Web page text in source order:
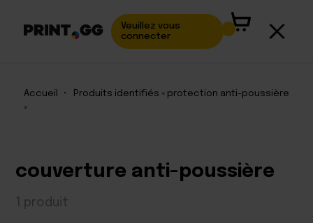
Veuillez vous
connecter
Accueil •
Produits identifiés « protection anti-poussière
»
couverture anti-poussière
1 produit